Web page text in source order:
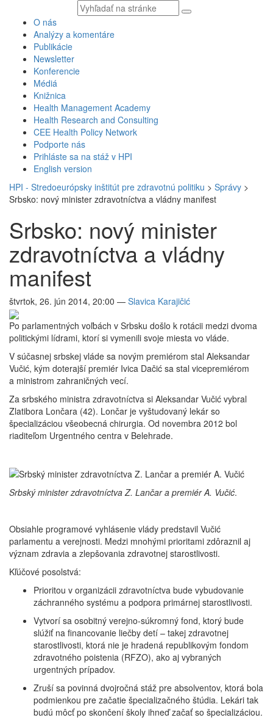
Vyhľadávaný
text
O nás
Analýzy a komentáre
Publikácie
Newsletter
Konferencie
Médiá
Knižnica
Health Management Academy
Health Research and Consulting
CEE Health Policy Network
Podporte nás
Prihláste sa na stáž v HPI
English version
HPI - Stredoeurópsky inštitút pre zdravotnú politiku > Správy >
Srbsko: nový minister zdravotníctva a vládny manifest
Srbsko: nový minister
zdravotníctva a vládny
manifest
štvrtok, 26. jún 2014, 20:00 — Slavica Karajičić
Po parlamentných voľbách v Srbsku došlo k rotácii medzi dvoma
politickými lídrami, ktorí si vymenili svoje miesta vo vláde.
V súčasnej srbskej vláde sa novým premiérom stal Aleksandar
Vučić, kým doterajší premiér Ivica Dačić sa stal vicepremiérom
a ministrom zahraničných vecí.
Za srbského ministra zdravotníctva si Aleksandar Vučić vybral
Zla­ti­bora Lon­čara (42). Lončar je vyštudovaný lekár so
špecializáciou všeobecná chirurgia. Od novembra 2012 bol
riaditeľom Urgentného centra v Belehrade.
Srbský minister zdravotníctva Z. Lančar a premiér A. Vučić.
Obsiahle programové vyhlásenie vlády predstavil Vučić
parlamentu a verejnosti. Medzi mnohými prioritami zdôraznil aj
význam zdravia a zlepšovania zdravotnej starostlivosti.
Kľúčové posolstvá:
Prioritou v organizácii zdravotníctva bude vybudovanie
záchranného systému a podpora primárnej starostlivosti.
Vytvorí sa osobitný verejno-súkromný fond, ktorý bude
slúžiť na financovanie liečby detí – takej zdravotnej
starostlivosti, ktorá nie je hradená republikovým fondom
zdravotného poistenia (RFZO), ako aj vybraných
urgentných prípadov.
Zruší sa povinná dvojročná stáž pre absolventov, ktorá bola
podmienkou pre začatie špecializačného štúdia. Lekári tak
budú môcť po skončení školy ihneď začať so špecializáciou.